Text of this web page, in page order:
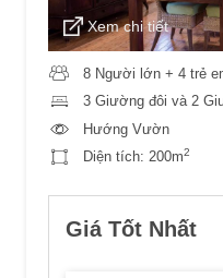
Xem chi tiết
8 Người lớn + 4 trẻ
3 Giường đôi và 2
Hướng Vườn
Diện tích: 200m2
Giá Tốt Nhất